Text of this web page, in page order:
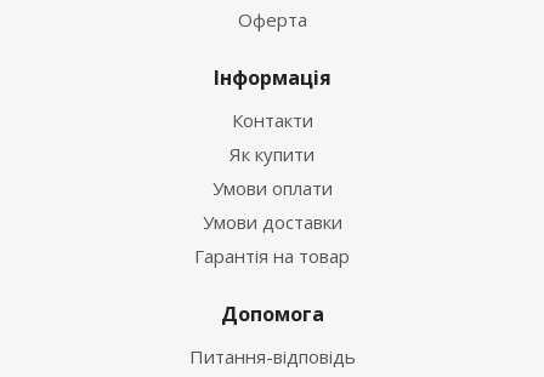
Оферта
Інформація
Контакти
Як купити
Умови оплати
Умови доставки
Гарантія на товар
Допомога
Питання-відповідь